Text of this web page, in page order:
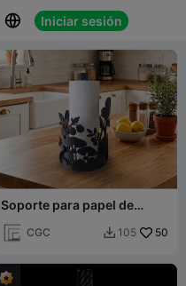
 Iniciar sesión
 
Soporte para papel de
CGC  105 50